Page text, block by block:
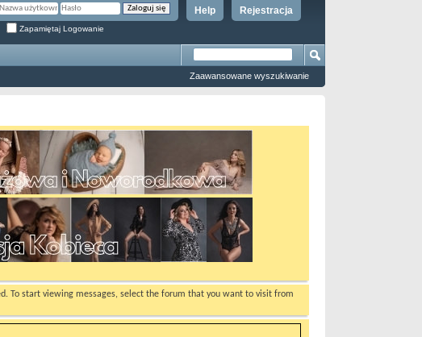
Rejestracja
Help
Zapamiętaj Logowanie
Zaawansowane wyszukiwanie
To start viewing messages, select the forum that you want to visit from